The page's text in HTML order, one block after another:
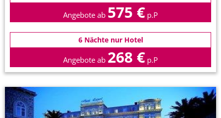
Angebote ab 575 € p.P
6 Nächte nur Hotel
Angebote ab 268 € p.P